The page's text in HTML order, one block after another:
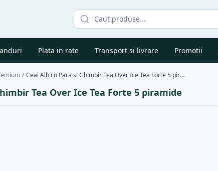
Plata in rate Transport si livrare Promotii
/ Ceai Alb cu Para si Ghimbir Tea Over Ice Tea Forte 5 piramide
Tea Over Ice Tea Forte 5 piramide